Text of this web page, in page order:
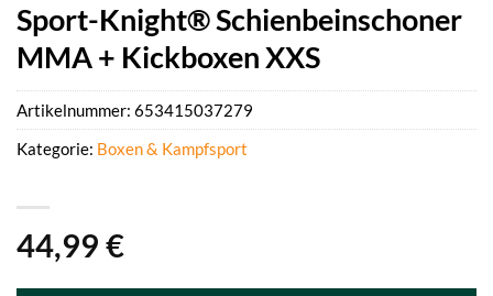
Sport-Knight® Schienbeinschoner
MMA + Kickboxen XXS
44,99 €
Artikelnummer: 653415037279
Kategorie: Boxen & Kampfsport